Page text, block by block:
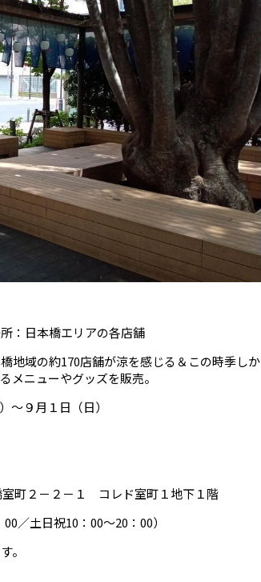
：日本橋エリアの各店舗
地域の約170店舗が涼を感じる＆この時季しか
メニューやグッズを販売。
９月１日（日）
町２－２－１ コレド室町１地下１階
日祝10：00～20：00）